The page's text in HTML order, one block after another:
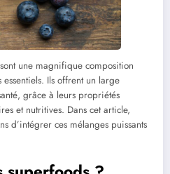
sont une magnifique composition
Ils offrent un large
grâce à leurs propriétés
et nutritives. Dans cet article,
d’intégrer ces mélanges puissants